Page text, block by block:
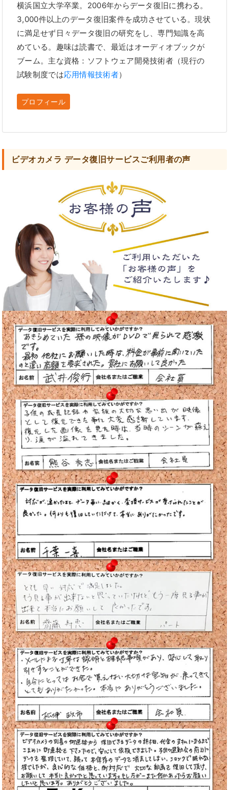
横浜国立大学卒業。2006年からデータ復旧に携わる。
3,000件以上のデータ復旧案件を成功させている。現状
に満足せず日々データ復旧の研究をし、専門知識を高
めている。趣味は読書で、最近はオーディオブックが
ブーム。主な資格：ソフトウェア開発技術者（現行の
試験制度では応用情報技術者）
プロフィール
ビデオカメラ データ復旧サービスご利用者の声